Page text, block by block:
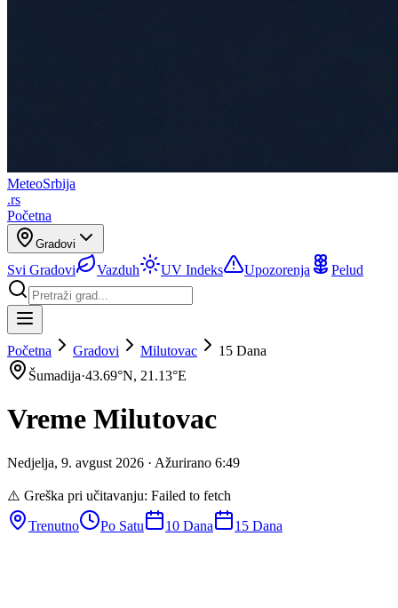
MeteoSrbija
.rs
Početna
Gradovi
Svi Gradovi Vazduh UV Indeks Upozorenja Pelud
Početna Gradovi Milutovac
15 Dana
Šumadija·43.69°N, 21.13°E
Vreme Milutovac
Nedjelja, 9. avgust 2026 · Ažurirano 6:49
⚠️ Greška pri učitavanju: Failed to fetch
Trenutno
Po Satu 10 Dana 15 Dana